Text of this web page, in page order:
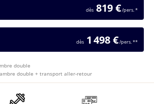
dès 819 €/pers. *
dès 1 498 €/pers. **
double
double + transport aller-retour